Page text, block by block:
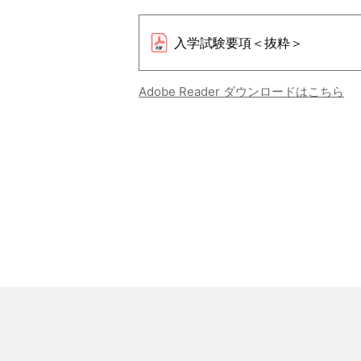
入学試験要項＜抜粋＞
Adobe Reader ダウンロードはこちら